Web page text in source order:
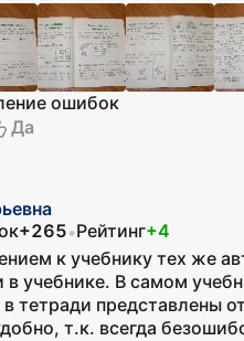
ошибок
Да
+265•Рейтинг+4
к учебнику тех же
учебнике. В самом
тетради представлены
т.к. всегда